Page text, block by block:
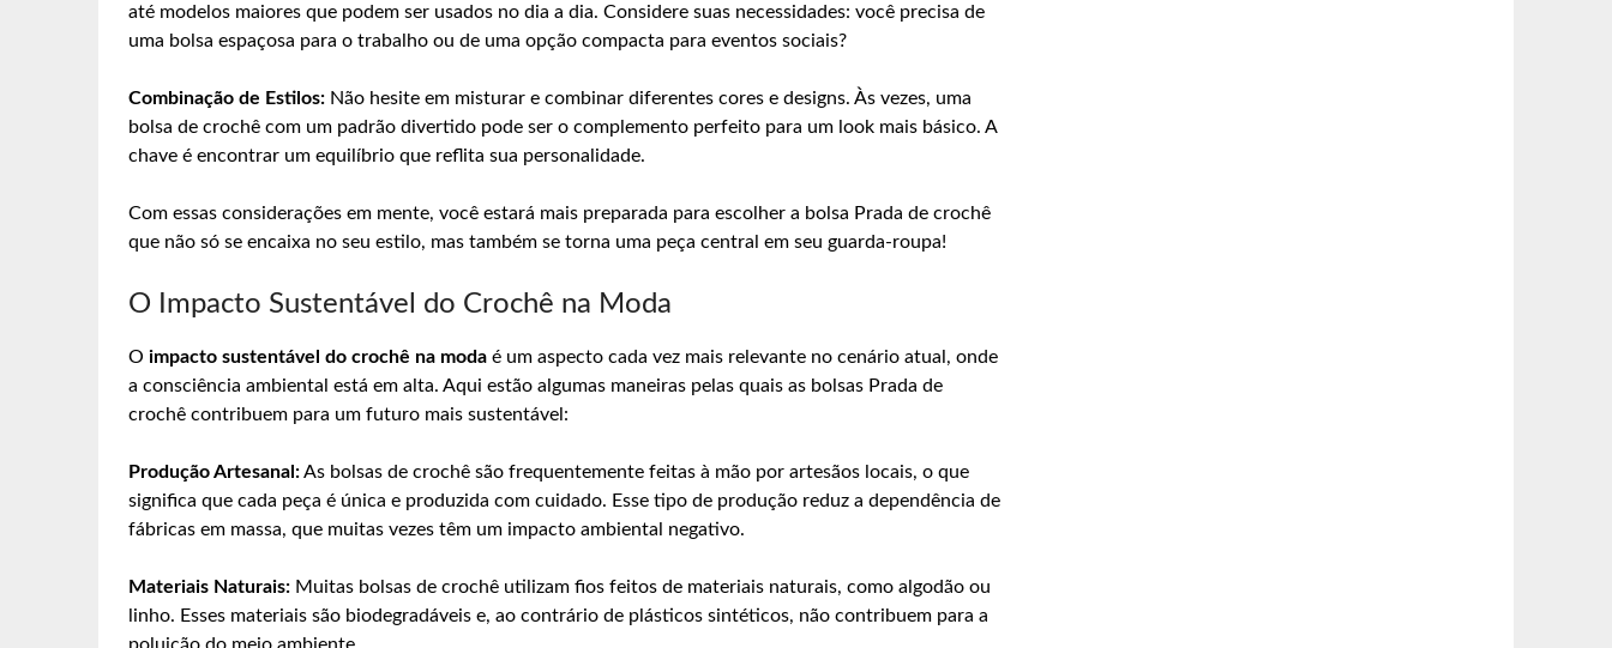
até modelos maiores que podem ser usados no dia a dia. Considere suas necessidades: você precisa de
uma bolsa espaçosa para o trabalho ou de uma opção compacta para eventos sociais?
Combinação de Estilos: Não hesite em misturar e combinar diferentes cores e designs. Às vezes, uma
bolsa de crochê com um padrão divertido pode ser o complemento perfeito para um look mais básico. A
chave é encontrar um equilíbrio que reflita sua personalidade.
Com essas considerações em mente, você estará mais preparada para escolher a bolsa Prada de crochê
que não só se encaixa no seu estilo, mas também se torna uma peça central em seu guarda-roupa!
O Impacto Sustentável do Crochê na Moda
O impacto sustentável do crochê na moda é um aspecto cada vez mais relevante no cenário atual, onde
a consciência ambiental está em alta. Aqui estão algumas maneiras pelas quais as bolsas Prada de
crochê contribuem para um futuro mais sustentável:
Produção Artesanal:As bolsas de crochê são frequentemente feitas à mão por artesãos locais, o que
significa que cada peça é única e produzida com cuidado. Esse tipo de produção reduz a dependência de
fábricas em massa, que muitas vezes têm um impacto ambiental negativo.
Materiais Naturais: Muitas bolsas de crochê utilizam fios feitos de materiais naturais, como algodão ou
linho. Esses materiais são biodegradáveis e, ao contrário de plásticos sintéticos, não contribuem para a
poluição do meio ambiente.